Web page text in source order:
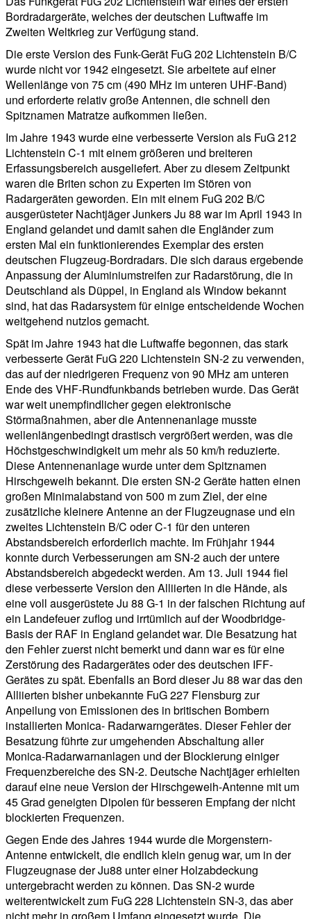
Bordradargeräte, welches der deutschen Luftwaffe im
Zweiten Weltkrieg zur Verfügung stand.
Die erste Version des Funk-Gerät FuG 202 Lichtenstein B/C
wurde nicht vor 1942 eingesetzt. Sie arbeitete auf einer
Wellenlänge von 75 cm (490 MHz im unteren UHF-Band)
und erforderte relativ große Antennen, die schnell den
Spitznamen Matratze aufkommen ließen.
Im Jahre 1943 wurde eine verbesserte Version als FuG 212
Lichtenstein C-1 mit einem größeren und breiteren
Erfassungsbereich ausgeliefert. Aber zu diesem Zeitpunkt
waren die Briten schon zu Experten im Stören von
Radargeräten geworden. Ein mit einem FuG 202 B/C
ausgerüsteter Nachtjäger Junkers Ju 88 war im April 1943 in
England gelandet und damit sahen die Engländer zum
ersten Mal ein funktionierendes Exemplar des ersten
deutschen Flugzeug-Bordradars. Die sich daraus ergebende
Anpassung der Aluminiumstreifen zur Radarstörung, die in
Deutschland als Düppel, in England als Window bekannt
sind, hat das Radarsystem für einige entscheidende Wochen
weitgehend nutzlos gemacht.
Spät im Jahre 1943 hat die Luftwaffe begonnen, das stark
verbesserte Gerät FuG 220 Lichtenstein SN-2 zu verwenden,
das auf der niedrigeren Frequenz von 90 MHz am unteren
Ende des VHF-Rundfunkbands betrieben wurde. Das Gerät
war weit unempfindlicher gegen elektronische
Störmaßnahmen, aber die Antennenanlage musste
wellenlängenbedingt drastisch vergrößert werden, was die
Höchstgeschwindigkeit um mehr als 50 km/h reduzierte.
Diese Antennenanlage wurde unter dem Spitznamen
Hirschgeweih bekannt. Die ersten SN-2 Geräte hatten einen
großen Minimalabstand von 500 m zum Ziel, der eine
zusätzliche kleinere Antenne an der Flugzeugnase und ein
zweites Lichtenstein B/C oder C-1 für den unteren
Abstandsbereich erforderlich machte. Im Frühjahr 1944
konnte durch Verbesserungen am SN-2 auch der untere
Abstandsbereich abgedeckt werden. Am 13. Juli 1944 fiel
diese verbesserte Version den Alliierten in die Hände, als
eine voll ausgerüstete Ju 88 G-1 in der falschen Richtung auf
ein Landefeuer zuflog und irrtümlich auf der Woodbridge-
Basis der RAF in England gelandet war. Die Besatzung hat
den Fehler zuerst nicht bemerkt und dann war es für eine
Zerstörung des Radargerätes oder des deutschen IFF-
Gerätes zu spät. Ebenfalls an Bord dieser Ju 88 war das den
Alliierten bisher unbekannte FuG 227 Flensburg zur
Anpeilung von Emissionen des in britischen Bombern
installierten Monica- Radarwarngerätes. Dieser Fehler der
Besatzung führte zur umgehenden Abschaltung aller
Monica-Radarwarnanlagen und der Blockierung einiger
Frequenzbereiche des SN-2. Deutsche Nachtjäger erhielten
darauf eine neue Version der Hirschgeweih-Antenne mit um
45 Grad geneigten Dipolen für besseren Empfang der nicht
blockierten Frequenzen.
Gegen Ende des Jahres 1944 wurde die Morgenstern-
Antenne entwickelt, die endlich klein genug war, um in der
Flugzeugnase der Ju88 unter einer Holzabdeckung
untergebracht werden zu können. Das SN-2 wurde
weiterentwickelt zum FuG 228 Lichtenstein SN-3, das aber